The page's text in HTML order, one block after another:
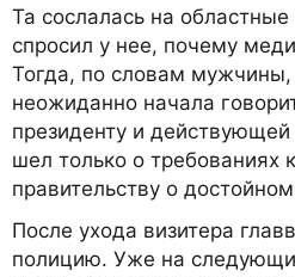
Та сослалась на областные
спросил у нее, почему
Тогда, по словам мужчины,
неожиданно начала
президенту и действующей
шел только о требованиях
правительству о
После ухода визитера
полицию. Уже на